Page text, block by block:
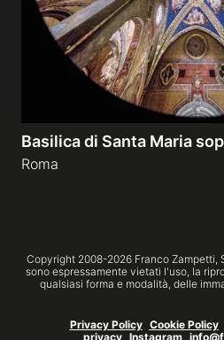
News
Basilica di Santa Maria
Roma
Copyright 2008-2026 Franco Zampetti,
sono espressamente vietati l'uso, la
qualsiasi forma e modalità, delle
Privacy Policy Cookie Policy
privacy Instagram